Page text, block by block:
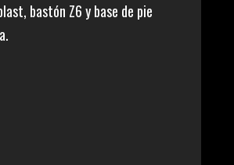
bastón Z6 y base de pie